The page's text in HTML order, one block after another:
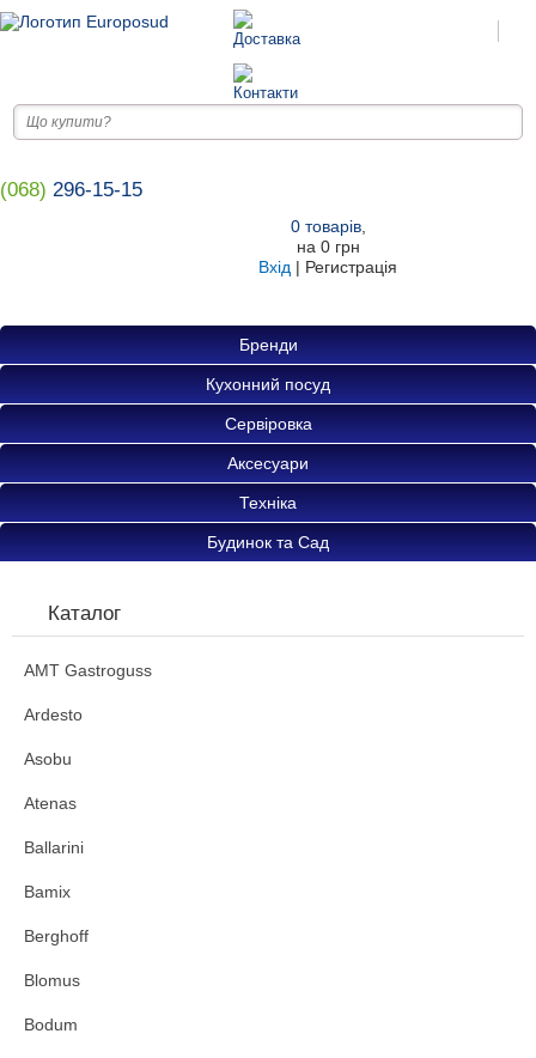
(068) 296-15-15
0товарів,
на 0 грн
Вхід | Регистрація
Бренди
Кухонний посуд
Сервіровка
Аксесуари
Техніка
Будинок та Сад
Каталог
AMT Gastroguss
Ardesto
Asobu
Atenas
Ballarini
Bamix
Berghoff
Blomus
Bodum